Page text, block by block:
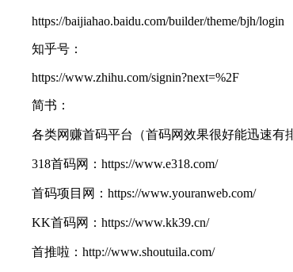
https://baijiahao.baidu.com/builder/theme/bjh/login
知乎号：
https://www.zhihu.com/signin?next=%2F
简书：
各类网赚首码平台（首码网效果很好能迅速有
318首码网：https://www.e318.com/
首码项目网：https://www.youranweb.com/
KK首码网：https://www.kk39.cn/
首推啦：http://www.shoutuila.com/